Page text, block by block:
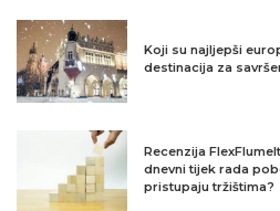
Koji su najljepši
destinacija za
Recenzija
dnevni tijek rada
pristupaju tržištima?